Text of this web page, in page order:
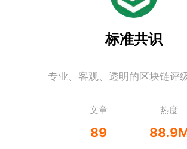
标准共识
专业、客观、透明的区块链评
文章
89
热度